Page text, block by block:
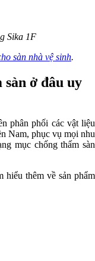
Sika 1F
sàn nhà vệ sinh.
sàn ở đâu uy
phân phối các vật liệu
Nam, phục vụ mọi nhu
mục chống thấm sàn
thêm về sản phẩm